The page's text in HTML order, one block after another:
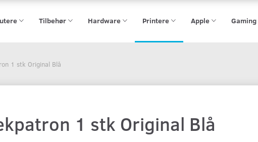
Tilbehør Hardware Printere Apple Gaming
1 stk Original Blå
1 stk Original Blå